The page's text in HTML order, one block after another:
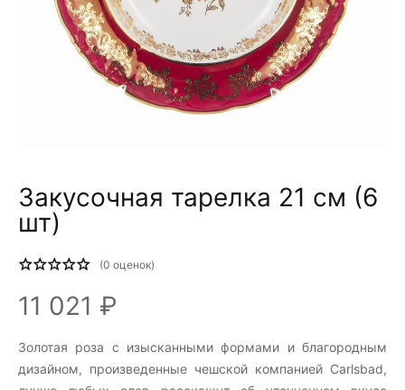
Закусочная тарелка 21 см (6
шт)
(0 оценок)
11 021 ₽
Золотая роза c изысканными формами и благородным
дизайном, произведенные чешской компанией Carlsbad,